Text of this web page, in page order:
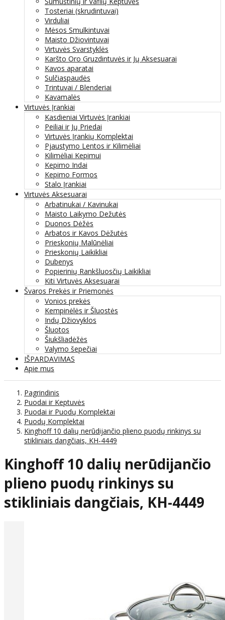
Tosteriai (skrudintuvai)
Virduliai
Mėsos Smulkintuvai
Maisto Džiovintuvai
Virtuvės Svarstyklės
Karšto Oro Gruzdintuvės ir Jų Aksesuarai
Kavos aparatai
Sulčiaspaudės
Trintuvai / Blenderiai
Kavamalės
Virtuvės Įrankiai
Kasdieniai Virtuvės Įrankiai
Peiliai ir Jų Priedai
Virtuvės Įrankių Komplektai
Pjaustymo Lentos ir Kilimėliai
Kilimėliai Kepimui
Kepimo Indai
Kepimo Formos
Stalo Įrankiai
Virtuvės Aksesuarai
Arbatinukai / Kavinukai
Maisto Laikymo Dežutės
Duonos Dėžės
Arbatos ir Kavos Dėžutės
Prieskonių Malūnėliai
Prieskonių Laikikliai
Dubenys
Popierinių Rankšluosčių Laikikliai
Kiti Virtuvės Aksesuarai
Švaros Prekės ir Priemonės
Vonios prekės
Kempinėlės ir Šluostės
Indų Džiovyklos
Šluotos
Šiukšliadėžės
Valymo šepečiai
IŠPARDAVIMAS
Apie mus
Pagrindinis
Puodai ir Keptuvės
Puodai ir Puodų Komplektai
Puodų Komplektai
Kinghoff 10 dalių nerūdijančio plieno puodų rinkinys su
stikliniais dangčiais, KH-4449
Kinghoff 10 dalių nerūdijančio
plieno puodų rinkinys su
stikliniais dangčiais, KH-4449